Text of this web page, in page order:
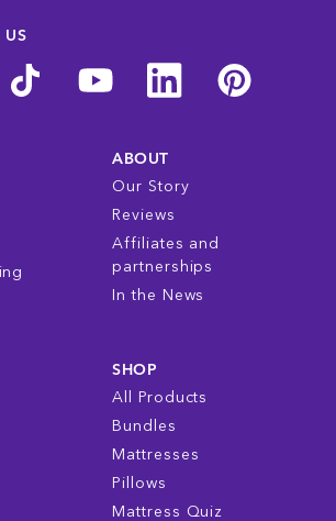
US
ABOUT
Our Story
Reviews
Affiliates and
partnerships
In the News
SHOP
All Products
Bundles
Mattresses
Pillows
Mattress Quiz